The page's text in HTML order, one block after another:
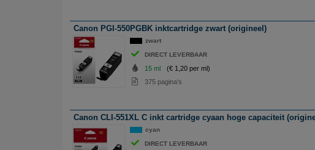
Canon PGI-550PGBK inktcartridge zwart (origineel)
zwart
DIRECT LEVERBAAR
15 ml
(€ 1,20 per ml)
375 pagina's
Canon CLI-551XL C inkt cartridge cyaan hoge capaciteit
cyan
DIRECT LEVERBAAR